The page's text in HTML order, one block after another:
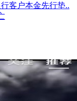
客户本金先行垫..